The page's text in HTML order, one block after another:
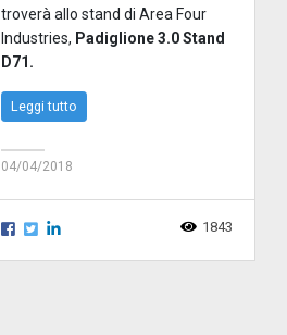
troverà allo stand di Area Four
Industries, Padiglione 3.0 Stand
D71.
Leggi tutto
04/04/2018
1843